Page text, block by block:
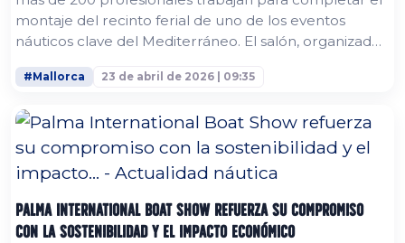
montaje del recinto ferial de uno de los eventos
náuticos clave del Mediterráneo. El salón, organizado
Consellería de Empresa, Autónomos y Energía, junto
abrirá sus puertas del 29 de abril al 2 de mayo. Los
preparativos se han...
#Mallorca 23 de abril de 2026 | 09:35
Palma International Boat Show refuerza su compromiso
con la sostenibilidad y el impacto económico